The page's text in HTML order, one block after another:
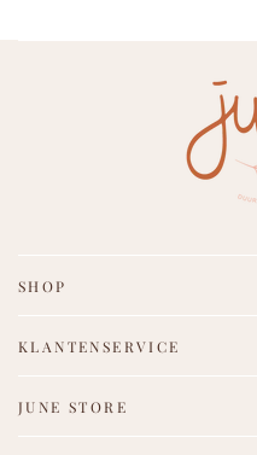
SHOP
KLANTENSERVICE
JUNE STORE